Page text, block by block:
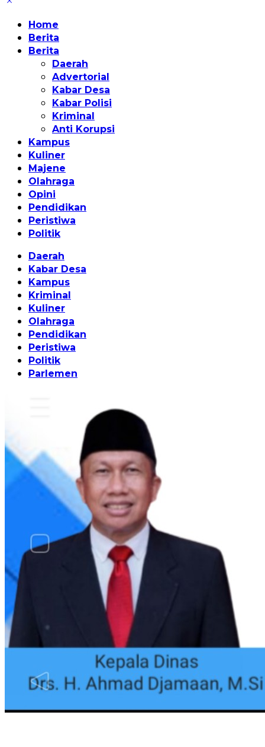
Home
Berita
Berita
Daerah
Advertorial
Kabar Desa
Kabar Polisi
Kriminal
Anti Korupsi
Kampus
Kuliner
Majene
Olahraga
Opini
Pendidikan
Peristiwa
Politik
Daerah
Kabar Desa
Kampus
Kriminal
Kuliner
Olahraga
Pendidikan
Peristiwa
Politik
Parlemen